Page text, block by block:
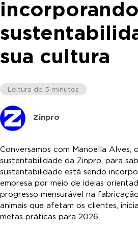
sua cultura
Leitura de 5 minutos
Zinpro
Conversamos com Manoella Alves,
sustentabilidade da Zinpro, para
sustentabilidade está sendo
empresa por meio de ideias
progresso mensurável na
animais que afetam os clientes,
metas práticas para 2026.